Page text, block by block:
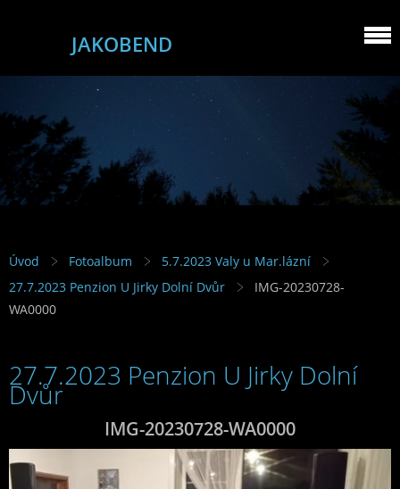
JAKOBEND
Úvod Fotoalbum
5.7.2023 Valy u Mar.lázní
27.7.2023 Penzion U Jirky Dolní Dvůr
IMG-20230728-
WA0000
27.7.2023 Penzion U Jirky Dolní
Dvůr
IMG-20230728-WA0000